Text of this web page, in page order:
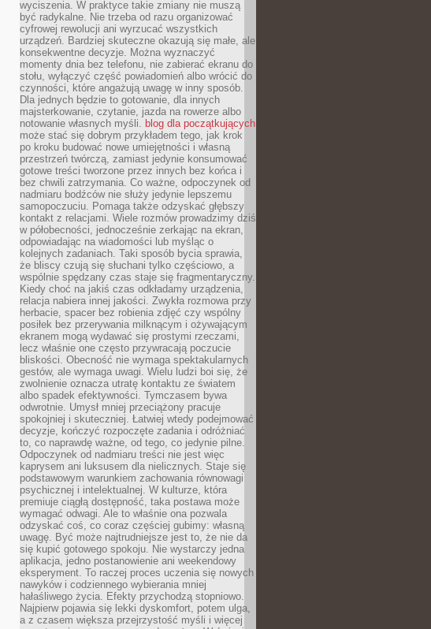
wyciszenia. W praktyce takie zmiany nie muszą
być radykalne. Nie trzeba od razu organizować
cyfrowej rewolucji ani wyrzucać wszystkich
urządzeń. Bardziej skuteczne okazują się małe, ale
konsekwentne decyzje. Można wyznaczyć
momenty dnia bez telefonu, nie zabierać ekranu do
stołu, wyłączyć część powiadomień albo wrócić do
czynności, które angażują uwagę w inny sposób.
Dla jednych będzie to gotowanie, dla innych
majsterkowanie, czytanie, jazda na rowerze albo
notowanie własnych myśli. blog dla początkujących
może stać się dobrym przykładem tego, jak krok
po kroku budować nowe umiejętności i własną
przestrzeń twórczą, zamiast jedynie konsumować
gotowe treści tworzone przez innych bez końca i
bez chwili zatrzymania. Co ważne, odpoczynek od
nadmiaru bodźców nie służy jedynie lepszemu
samopoczuciu. Pomaga także odzyskać głębszy
kontakt z relacjami. Wiele rozmów prowadzimy dziś
w półobecności, jednocześnie zerkając na ekran,
odpowiadając na wiadomości lub myśląc o
kolejnych zadaniach. Taki sposób bycia sprawia,
że bliscy czują się słuchani tylko częściowo, a
wspólnie spędzany czas staje się fragmentaryczny.
Kiedy choć na jakiś czas odkładamy urządzenia,
relacja nabiera innej jakości. Zwykła rozmowa przy
herbacie, spacer bez robienia zdjęć czy wspólny
posiłek bez przerywania milknącym i ożywającym
ekranem mogą wydawać się prostymi rzeczami,
lecz właśnie one często przywracają poczucie
bliskości. Obecność nie wymaga spektakularnych
gestów, ale wymaga uwagi. Wielu ludzi boi się, że
zwolnienie oznacza utratę kontaktu ze światem
albo spadek efektywności. Tymczasem bywa
odwrotnie. Umysł mniej przeciążony pracuje
spokojniej i skuteczniej. Łatwiej wtedy podejmować
decyzje, kończyć rozpoczęte zadania i odróżniać
to, co naprawdę ważne, od tego, co jedynie pilne.
Odpoczynek od nadmiaru treści nie jest więc
kaprysem ani luksusem dla nielicznych. Staje się
podstawowym warunkiem zachowania równowagi
psychicznej i intelektualnej. W kulturze, która
premiuje ciągłą dostępność, taka postawa może
wymagać odwagi. Ale to właśnie ona pozwala
odzyskać coś, co coraz częściej gubimy: własną
uwagę. Być może najtrudniejsze jest to, że nie da
się kupić gotowego spokoju. Nie wystarczy jedna
aplikacja, jedno postanowienie ani weekendowy
eksperyment. To raczej proces uczenia się nowych
nawyków i codziennego wybierania mniej
hałaśliwego życia. Efekty przychodzą stopniowo.
Najpierw pojawia się lekki dyskomfort, potem ulga,
a z czasem większa przejrzystość myśli i więcej